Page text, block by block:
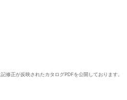
修正が反映されたカタログPDFを公開しております。